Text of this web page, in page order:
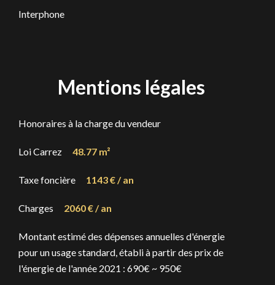
Interphone
Mentions légales
Honoraires à la charge du vendeur
Loi Carrez 48.77 m²
Taxe foncière 1143 € / an
Charges 2060 € / an
Montant estimé des dépenses annuelles d'énergie
pour un usage standard, établi à partir des prix de
l'énergie de l'année 2021 : 690€ ~ 950€